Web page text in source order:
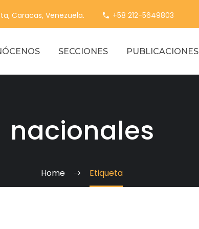
Caracas, Venezuela. +58 212-5649803
SECCIONES PUBLICACIONES
nacionales
Home Etiqueta